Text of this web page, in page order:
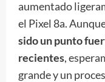
aumentado
el Pixel 8a.
sido un punto
recientes,
grande y un